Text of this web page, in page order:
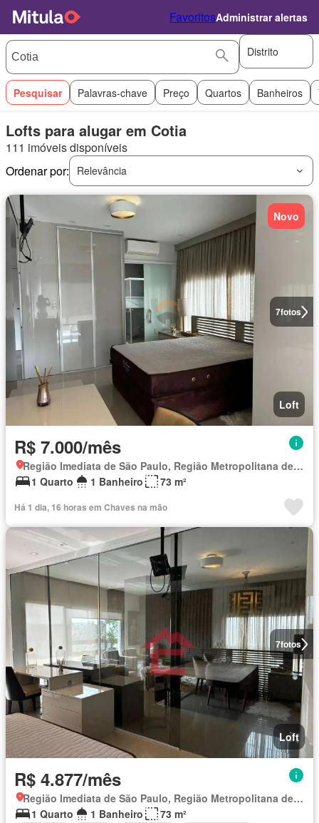
FavoritosAdministrar alertas
Distrito
Pesquisar Palavras-chave Preço Quartos Banheiros
Lofts para alugar em Cotia
111 imóveis disponíveis
Ordenar por:
Relevância
7fotos
Novo
Loft
R$ 7.000/mês
Região Imediata de São Paulo, Região Metropolitana de São Paulo
1 Quarto
1 Banheiro 73 m²
Há 1 dia, 16 horas em Chaves na mão
7fotos
Loft
R$ 4.877/mês
Região Imediata de São Paulo, Região Metropolitana de São Paulo
1 Quarto
1 Banheiro
73 m²